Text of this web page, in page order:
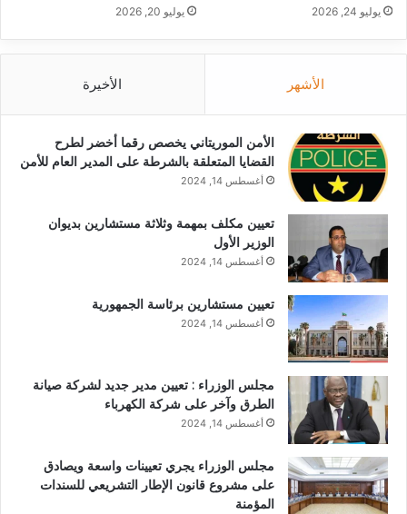
يوليو 24, 2026 يوليو 20, 2026
الأشهر الأخيرة
الأمن الموريتاني يخصص رقما أخضر لطرح
القضايا المتعلقة بالشرطة على المدير العام للأمن
أغسطس 14, 2024
تعيين مكلف بمهمة وثلاثة مستشارين بديوان
الوزير الأول
أغسطس 14, 2024
تعيين مستشارين برئاسة الجمهورية
أغسطس 14, 2024
مجلس الوزراء : تعيين مدير جديد لشركة صيانة
الطرق وآخر على شركة الكهرباء
أغسطس 14, 2024
مجلس الوزراء يجري تعيينات واسعة ويصادق
على مشروع قانون الإطار التشريعي للسندات
المؤمنة